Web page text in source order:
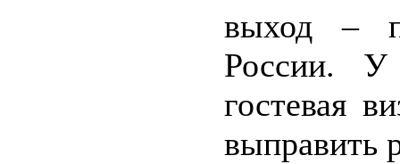
выход –
России. У
гостевая
выправить